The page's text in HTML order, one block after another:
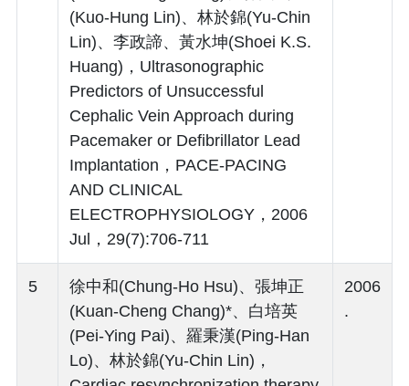
(Kuo-Hung Lin)、林於錦(Yu-Chin
Lin)、李政諦、黃水坤(Shoei K.S.
Huang)，Ultrasonographic
Predictors of Unsuccessful
Cephalic Vein Approach during
Pacemaker or Defibrillator Lead
Implantation，PACE-PACING
AND CLINICAL
ELECTROPHYSIOLOGY，2006
Jul，29(7):706-711
5
徐中和(Chung-Ho Hsu)、張坤正
(Kuan-Cheng Chang)*、白培英
(Pei-Ying Pai)、羅秉漢(Ping-Han
Lo)、林於錦(Yu-Chin Lin)，
2006
.